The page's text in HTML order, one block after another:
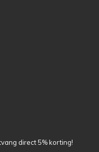
direct 5% korting!